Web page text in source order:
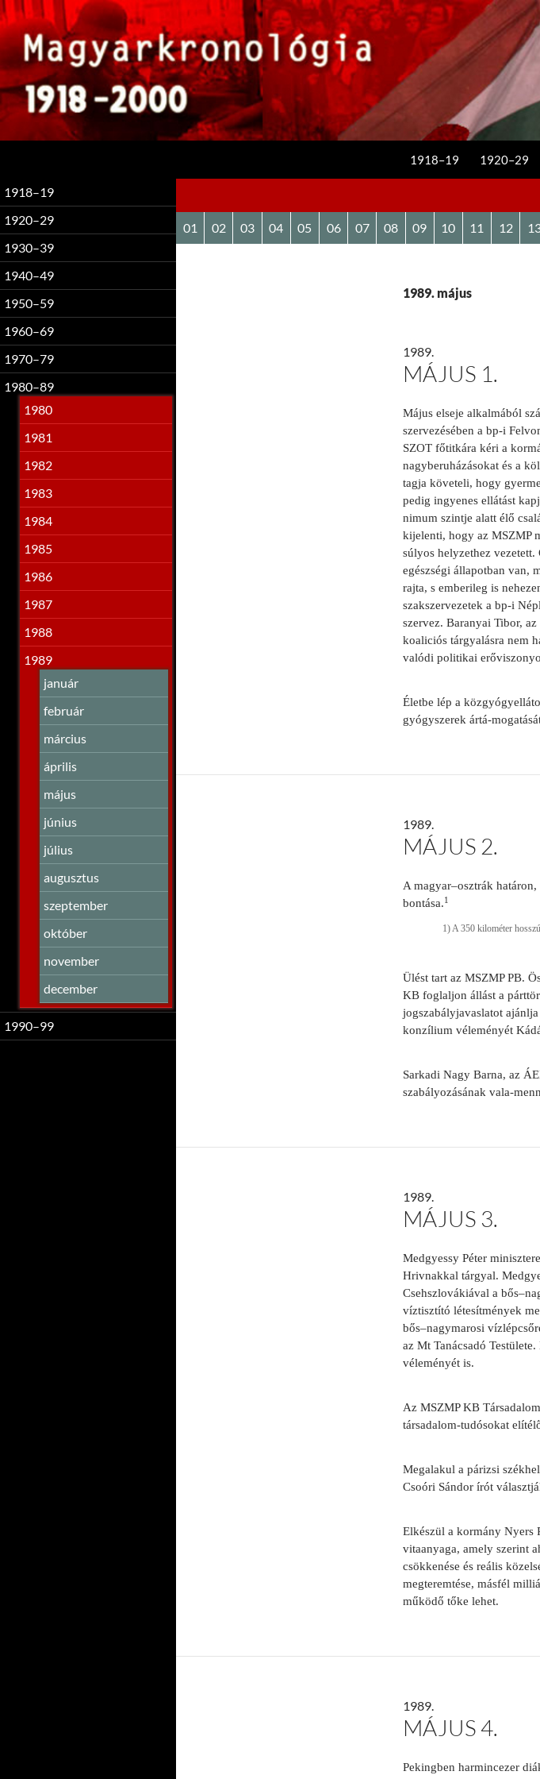
1918–19 1920–29
01 02 03 04 05 06 07 08 09 10 11 12
1989. május
1989.
MÁJUS 1.
Május elseje alkalmából
szervezésében a bp-i
SZOT főtitkára kéri a
nagyberuházásokat és a
tagja követeli, hogy
pedig ingyenes ellátást
nimum szintje alatt élő
kijelenti, hogy az MSZMP
súlyos helyzethez vezetett.
egészségi állapotban van,
rajta, s emberileg is
szakszervezetek a bp-i
szervez. Baranyai Tibor,
koaliciós tárgyalásra nem
valódi politikai
Életbe lép a
gyógyszerek ártá-
1989.
MÁJUS 2.
A magyar–osztrák
bontása.1
1) A 350 kilométer
Ülést tart az MSZMP PB.
KB foglaljon állást a
jogszabályjavaslatot ajánlja
konzílium véleményét
Sarkadi Nagy Barna, az
szabályozásának vala-
1989.
MÁJUS 3.
Medgyessy Péter
Hrivnakkal tárgyal.
Csehszlovákiával a
víztisztító létesítmények
bős–nagymarosi
az Mt Tanácsadó
véleményét is.
Az MSZMP KB
társadalom-tudósokat
Megalakul a párizsi
Csoóri Sándor írót
Elkészül a kormány Nyers
vitaanyaga, amely szerint
csökkenése és reális
megteremtése, másfél
működő tőke lehet.
1989.
MÁJUS 4.
Pekingben harmincezer
1918–19
1920–29
1930–39
1940–49
1950–59
1960–69
1970–79
1980–89
1980
1981
1982
1983
1984
1985
1986
1987
1988
1989
január
február
március
április
május
június
július
augusztus
szeptember
október
november
december
1990–99